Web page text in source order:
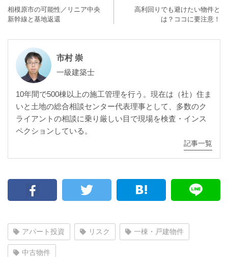
相模原市の可能性／リニア中央
新幹線と基地返還
高利回りでも避けたい物件と
は？ココに要注意！
市村 崇
一級建築士
10年間で500棟以上の施工管理を行う。現在は（社）住ま
いと土地の総合相談センター代表理事として、多数のク
ライアントの相談に乗り厳しい目で現場を検査・インス
ペクションしている。
記事一覧
アパート投資 リスク 一棟・戸建物件
中古物件